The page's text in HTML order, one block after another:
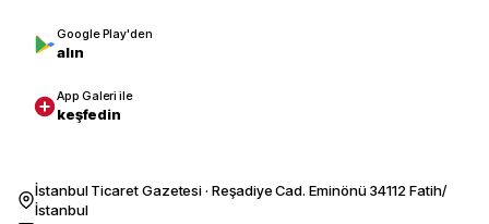
Google Play'den
alın
App Galeri ile
keşfedin
İstanbul Ticaret Gazetesi · Reşadiye Cad. Eminönü 34112 Fatih/
İstanbul